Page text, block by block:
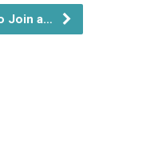
Join a…